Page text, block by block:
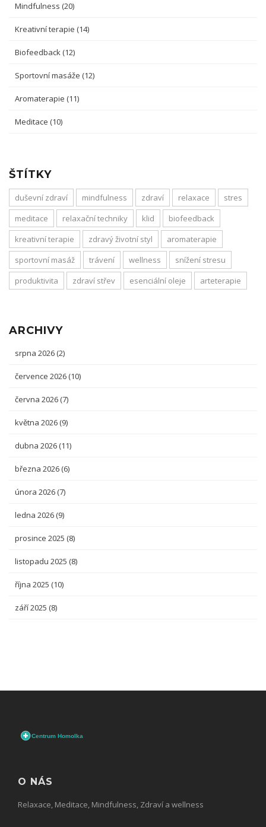
Mindfulness (20)
Kreativní terapie (14)
Biofeedback (12)
Sportovní masáže (12)
Aromaterapie (11)
Meditace (10)
ŠTÍTKY
duševní zdraví mindfulness zdraví relaxace
stres
meditace
relaxační techniky klid
biofeedback
kreativní terapie
zdravý životní styl
aromaterapie
sportovní masáž
trávení wellness
snížení stresu
produktivita
zdraví střev esenciální oleje arteterapie
ARCHIVY
srpna 2026 (2)
července 2026 (10)
června 2026 (7)
května 2026 (9)
dubna 2026 (11)
března 2026 (6)
února 2026 (7)
ledna 2026 (9)
prosince 2025 (8)
listopadu 2025 (8)
října 2025 (10)
září 2025 (8)
O NÁS
Relaxace, Meditace, Mindfulness, Zdraví a wellness